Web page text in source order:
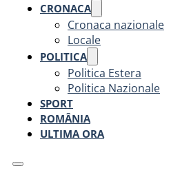
CRONACA
Cronaca nazionale
Locale
POLITICA
Politica Estera
Politica Nazionale
SPORT
ROMÂNIA
ULTIMA ORA